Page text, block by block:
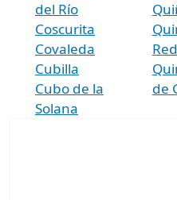
del Río
Coscurita
Covaleda
Cubilla
Cubo de la
Solana
de